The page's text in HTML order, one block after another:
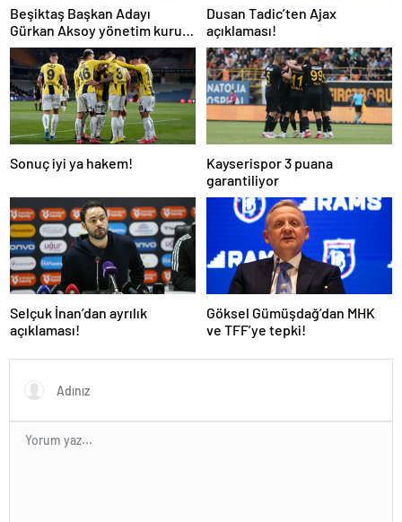
Beşiktaş Başkan Adayı
Gürkan Aksoy yönetim kurulu
listesini tanıttı
Dusan Tadic’ten Ajax
açıklaması!
Sonuç iyi ya hakem!
Kayserispor 3 puana
garantiliyor
Selçuk İnan’dan ayrılık
açıklaması!
Göksel Gümüşdağ’dan MHK
ve TFF’ye tepki!